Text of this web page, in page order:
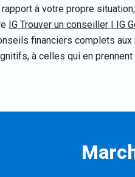
rapport à votre propre
IG Trouver un conseiller | IG
financiers complets
à celles qui en